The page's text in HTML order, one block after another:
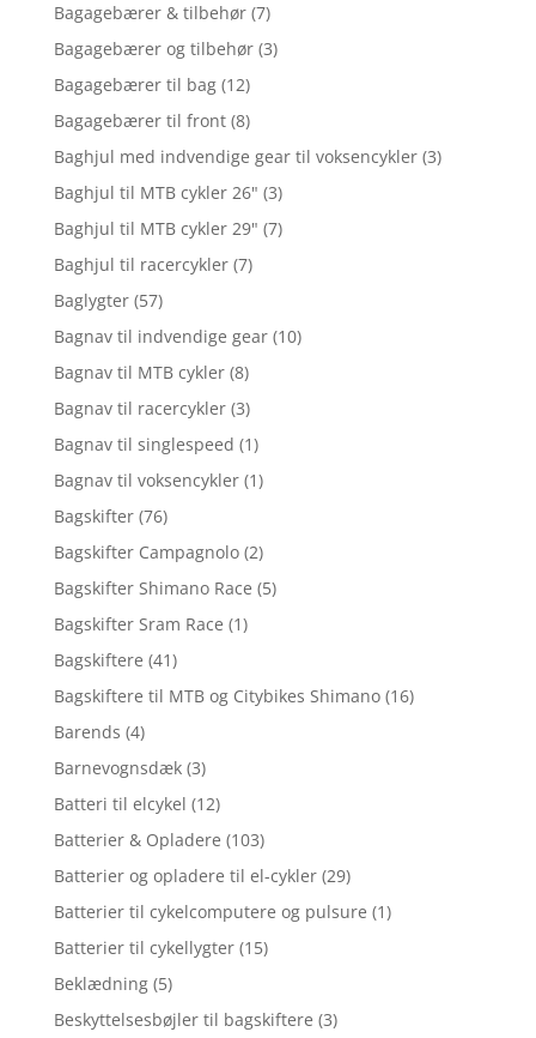
Bagagebærer & tilbehør (7)
Bagagebærer og tilbehør (3)
Bagagebærer til bag (12)
Bagagebærer til front (8)
Baghjul med indvendige gear til voksencykler (3)
Baghjul til MTB cykler 26" (3)
Baghjul til MTB cykler 29" (7)
Baghjul til racercykler (7)
Baglygter (57)
Bagnav til indvendige gear (10)
Bagnav til MTB cykler (8)
Bagnav til racercykler (3)
Bagnav til singlespeed (1)
Bagnav til voksencykler (1)
Bagskifter (76)
Bagskifter Campagnolo (2)
Bagskifter Shimano Race (5)
Bagskifter Sram Race (1)
Bagskiftere (41)
Bagskiftere til MTB og Citybikes Shimano (16)
Barends (4)
Barnevognsdæk (3)
Batteri til elcykel (12)
Batterier & Opladere (103)
Batterier og opladere til el-cykler (29)
Batterier til cykelcomputere og pulsure (1)
Batterier til cykellygter (15)
Beklædning (5)
Beskyttelsesbøjler til bagskiftere (3)